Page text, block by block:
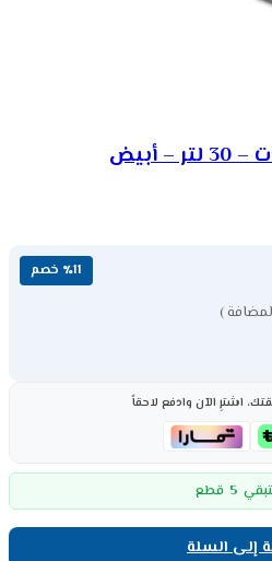
ميكرويف يوجين 900 وات – 30 لتر – أبيض
٪11 خصم
)
اشترِ الآن وادفع لاحقاً
5 قطع
إلى السلة